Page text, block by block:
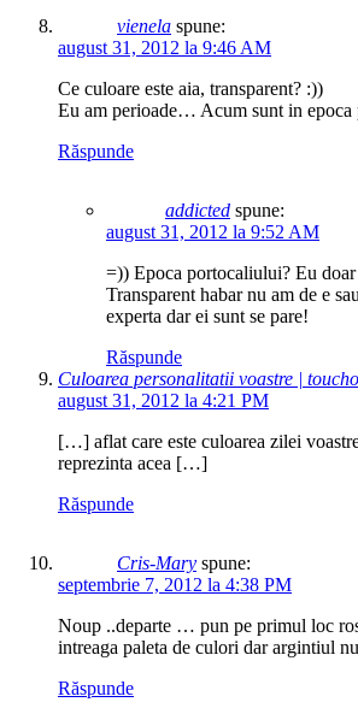
vienela spune:
august 31, 2012 la 9:46 AM
Ce culoare este aia, transparent? :))
Eu am perioade… Acum sunt in
Răspunde
addicted spune:
august 31, 2012 la 9:52 AM
=)) Epoca portocaliului? Eu
Transparent habar nu am de e
experta dar ei sunt se pare!
Răspunde
Culoarea personalitatii voastre |
august 31, 2012 la 4:21 PM
[…] aflat care este culoarea zilei
reprezinta acea […]
Răspunde
Cris-Mary spune:
septembrie 7, 2012 la 4:38 PM
Noup ..departe … pun pe primul loc
intreaga paleta de culori dar argintiul
Răspunde